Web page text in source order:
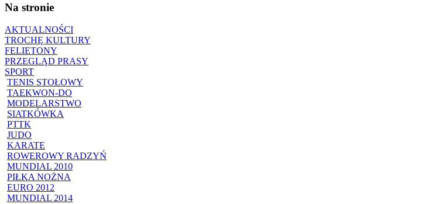
Na stronie
AKTUALNOŚCI
TROCHĘ KULTURY
FELIETONY
PRZEGLĄD PRASY
SPORT
TENIS STOŁOWY
TAEKWON-DO
MODELARSTWO
SIATKÓWKA
PTTK
JUDO
KARATE
ROWEROWY RADZYŃ
MUNDIAL 2010
PIŁKA NOŻNA
EURO 2012
MUNDIAL 2014